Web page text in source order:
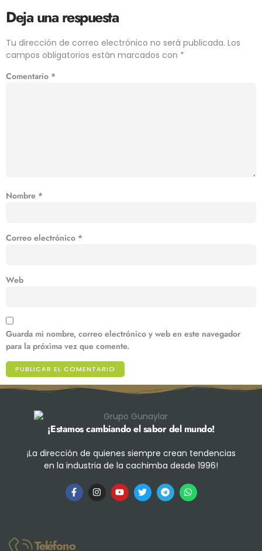
Deja una respuesta
Tu dirección de correo electrónico no será publicada. Los
campos obligatorios están marcados con *
Comentario *
Nombre *
Correo electrónico *
Web
Guarda mi nombre, correo electrónico y web en este navegador
para la próxima vez que comente.
¡Estamos cambiando el sabor del mundo!
¡La dirección de quienes siempre crean tendencias
en la industria de la cachimba desde 1996!
Teléfono